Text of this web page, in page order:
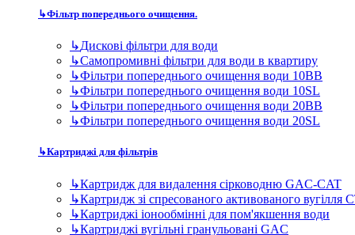
↳Картридж для видалення сірководню GAC-CAT
↳ Картриджі іонообмінні для пом'якшення води
↳Картриджі вугільні гранульовані GAC
↳Картриджі для видалення заліза FE
↳Картриджі для механічного очищення води PP, PS
↳Комбіновані картриджі MIX
↳Комплекти картриджів.
↳Мінералізатори
↳ Мембрана
Комплектуючі для фільтрів